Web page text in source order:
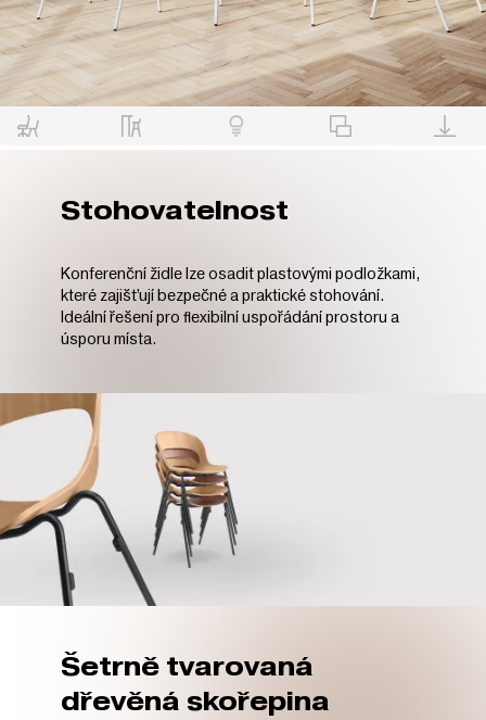
Stohovatelnost
Konferenční židle lze osadit plastovými podložkami,
které zajišťují bezpečné a praktické stohování.
Ideální řešení pro flexibilní uspořádání prostoru a
úsporu místa.
Šetrně tvarovaná
dřevěná skořepina